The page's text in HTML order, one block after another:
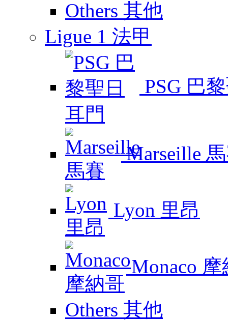
Others 其他
Ligue 1 法甲
PSG 巴
Marseille
Lyon 里昂
Monaco 摩
Others 其他